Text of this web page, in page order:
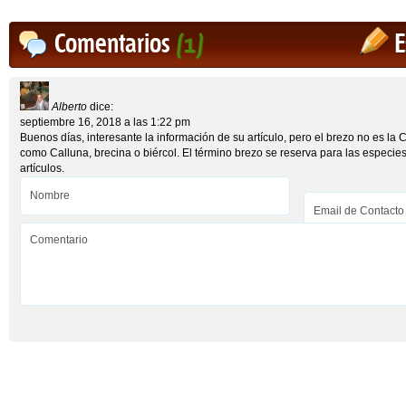
Comentarios(1)
Alberto dice:
septiembre 16, 2018 a las 1:22 pm
Buenos días, interesante la información de su artículo, pero el brezo no es la
como Calluna, brecina o biércol. El término brezo se reserva para las
artículos.